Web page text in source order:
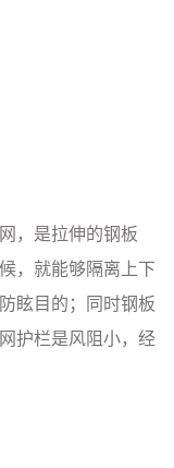
，是拉伸的钢板
，就能够隔离上下
眩目的；同时钢板
护栏是风阻小，经